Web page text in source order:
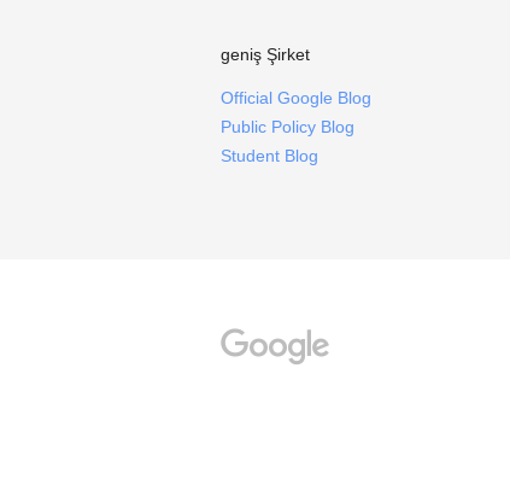
geniş Şirket
Official Google Blog
Public Policy Blog
Student Blog